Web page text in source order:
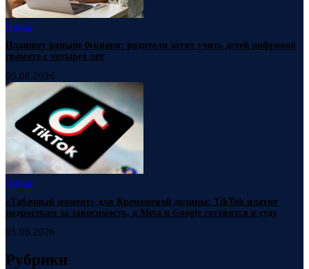
Наука
Планшет раньше букваря: родители хотят учить детей цифровой
грамоте с четырех лет
05.08.2026
Наука
«Табачный момент» для Кремниевой долины: TikTok платит
подросткам за зависимость, а Meta и Google готовятся к суду
05.08.2026
Рубрики